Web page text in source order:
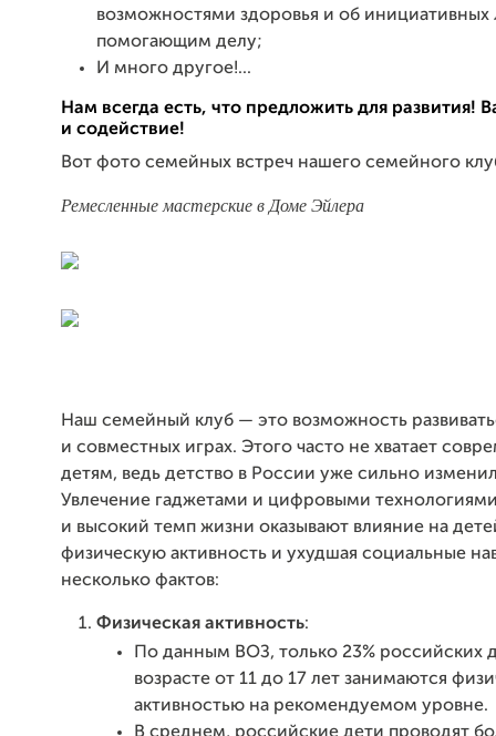
возможностями здоровья и об
помогающим делу;
И много другое!...
Нам всегда есть, что предложить для развития!
и содействие!
Вот фото семейных встреч нашего семейного
Ремесленные мастерские в Доме Эйлера
Наш семейный клуб — это возможность
и совместных играх. Этого часто не хватает
детям, ведь детство в России уже сильно
Увлечение гаджетами и цифровыми
и высокий темп жизни оказывают влияние на
физическую активность и ухудшая социальные
несколько фактов:
Физическая активность:
По данным ВОЗ, только 23% российских
возрасте от 11 до 17 лет занимаются
активностью на рекомендуемом уровне.